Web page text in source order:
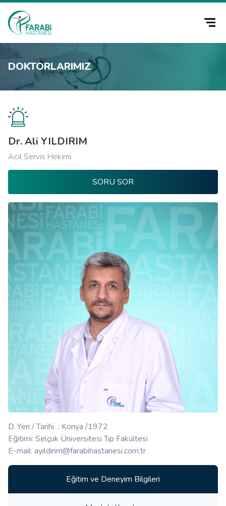
DOKTORLARIMIZ
Dr. Ali YILDIRIM
Acil Servis Hekimi
SORU SOR
D. Yeri / Tarihi : Konya /1972
Eğitimi: Selçuk Üniversitesi Tıp Fakültesi
E-mail: ayildirim@farabihastanesi.com.tr
Eğitim ve Deneyim Bilgileri